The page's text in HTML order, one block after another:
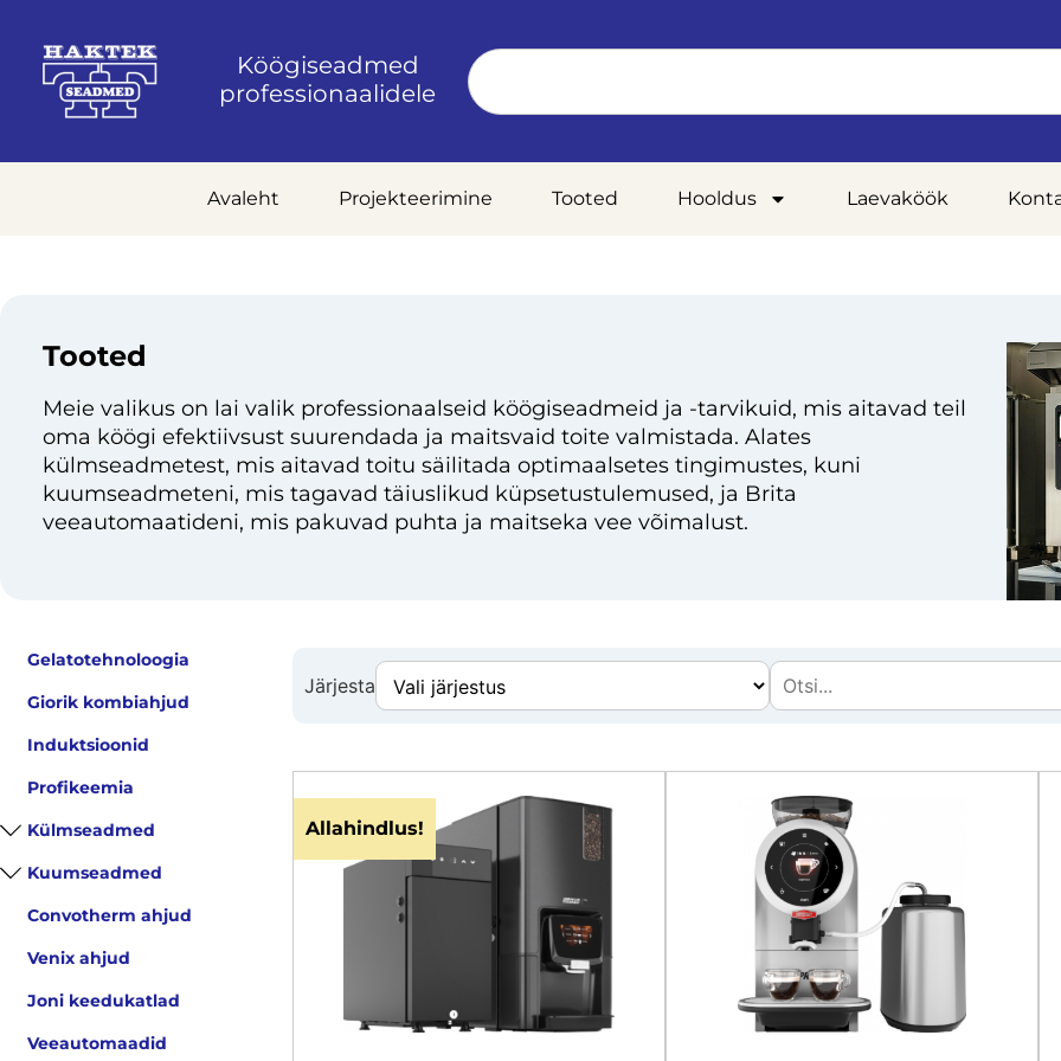
Köögiseadmed
professionaalidele
Avaleht Projekteerimine Tooted Hooldus Laevaköök
Tooted
Meie valikus on lai valik professionaalseid köögiseadmeid ja -tarvikuid, mis aitavad teil
oma köögi efektiivsust suurendada ja maitsvaid toite valmistada. Alates
külmseadmetest, mis aitavad toitu säilitada optimaalsetes tingimustes, kuni
kuumseadmeteni, mis tagavad täiuslikud küpsetustulemused, ja Brita
veeautomaatideni, mis pakuvad puhta ja maitseka vee võimalust.
Gelatotehnoloogia
Giorik kombiahjud
Induktsioonid
Profikeemia
Külmseadmed
Kuumseadmed
Convotherm ahjud
Venix ahjud
Joni keedukatlad
Veeautomaadid
Järjesta
Allahindlus!